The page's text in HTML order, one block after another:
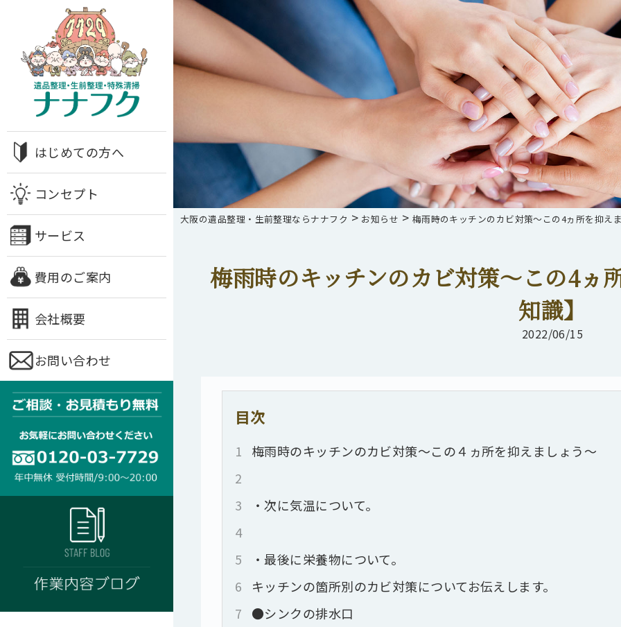
はじめての方へ
コンセプト
サービス
費用のご案内
会社概要
お問い合わせ
大阪の遺品整理・生前整理ならナナフク > お知らせ > 梅雨時のキッチンのカビ対策～この4ヵ所を抑
梅雨時のキッチンのカビ対策～この4
知識】
2022/06/15
目次
1
梅雨時のキッチンのカビ対策～この４ヵ所を抑えましょう～
2
3
・次に気温について。
4
5
・最後に栄養物について。
6
キッチンの箇所別のカビ対策についてお伝えします。
7
●シンクの排水口